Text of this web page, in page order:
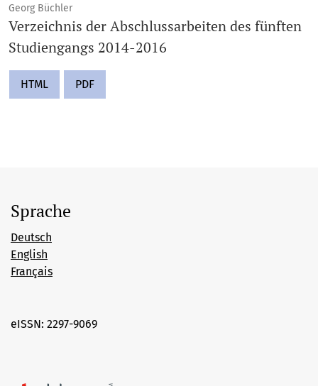
Georg Büchler
Verzeichnis der Abschlussarbeiten des fünften
Studiengangs 2014-2016
HTML PDF
Sprache
Deutsch
English
Français
eISSN: 2297-9069